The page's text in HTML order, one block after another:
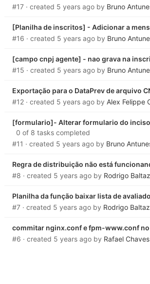
#17 · created 5 years ago by Bruno
[Planilha de inscritos] - Adicionar a
#16 · created 5 years ago by Bruno
[campo cnpj agente] - nao grava na
#15 · created 5 years ago by Bruno
Exportação para o DataPrev de arquivo
#12 · created 5 years ago by Alex Felippe
[formulario]- Alterar formulario do inciso
0 of 8 tasks completed
#11 · created 5 years ago by Bruno
Regra de distribuição não está
#8 · created 5 years ago by Rodrigo
Planilha da função baixar lista de
#7 · created 5 years ago by Rodrigo
commitar nginx.conf e fpm-www.conf
#6 · created 5 years ago by Rafael